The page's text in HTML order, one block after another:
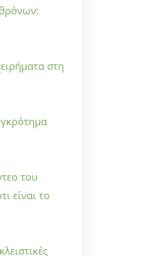
στη
του
είναι το